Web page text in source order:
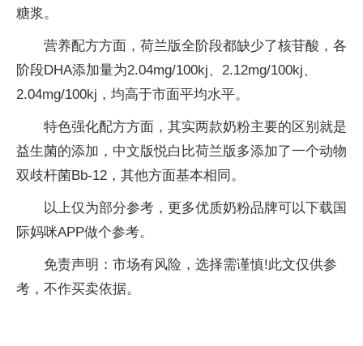
糖浆。
营养配方方面，荷兰版全阶段都缺少了核苷酸，各
阶段DHA添加量为2.04mg/100kj、2.12mg/100kj、
2.04mg/100kj，均高于市面平均水平。
特色强化配方方面，其实两款奶粉主要的区别就是
益生菌的添加，中文版悦白比荷兰版多添加了一个动物
双歧杆菌Bb-12，其他方面基本相同。
以上仅为部分参考，更多优质奶粉品牌可以下载国
际妈咪APP做个参考。
免责声明：市场有风险，选择需谨慎!此文仅供参
考，不作买卖依据。